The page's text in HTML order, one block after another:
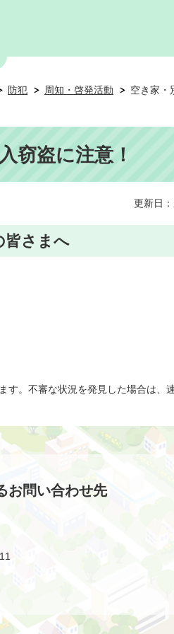
防犯 周知・啓発活動 空き家・
窃盗に注意！
更新日
皆さまへ
す。不審な状況を発見した場合は、
お問い合わせ先